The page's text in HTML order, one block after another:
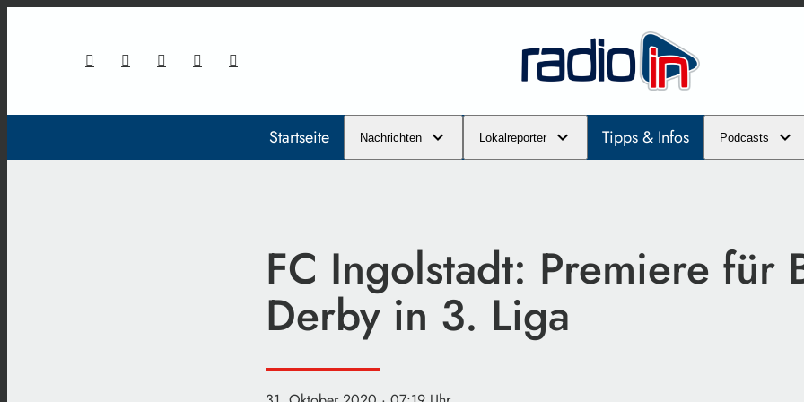
Startseite Nachrichten Lokalreporter Tipps & Infos Podcasts
FC Ingolstadt: Premiere für
Derby in 3. Liga